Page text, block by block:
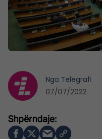
Nga Telegrafi
07/07/2022